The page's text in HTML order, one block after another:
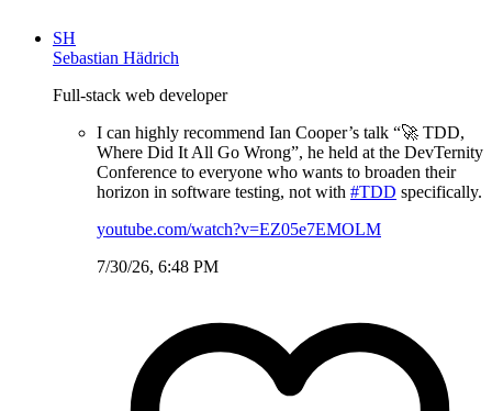
SH
Sebastian Hädrich
Full-stack web developer
I can highly recommend Ian Cooper’s talk “🚀 TDD,
Where Did It All Go Wrong”, he held at the DevTernity
Conference to everyone who wants to broaden their
horizon in software testing, not with #TDD specifically.
youtube.com/watch?v=EZ05e7EMOLM
7/30/26, 6:48 PM